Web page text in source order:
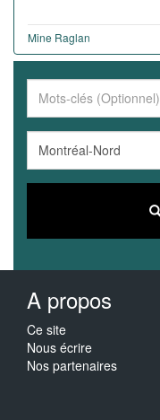
Mine Raglan
A propos
Ce site
Nous écrire
Nos partenaires